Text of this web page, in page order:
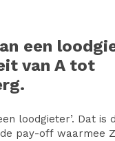
een
van A tot
loodgieter’. Dat is
pay-off waarmee